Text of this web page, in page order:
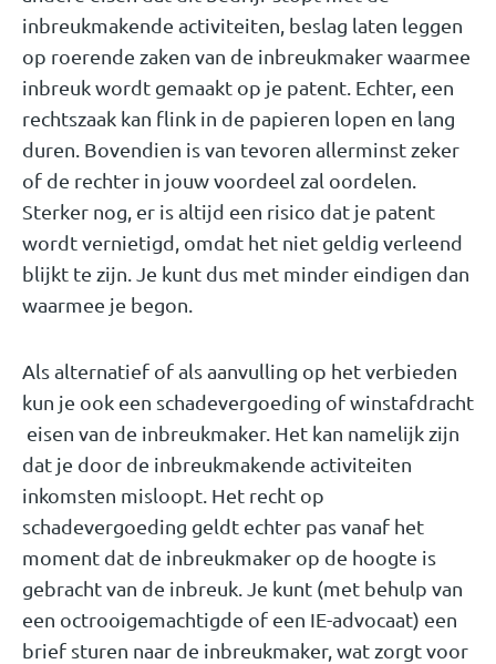
inbreukmakende activiteiten, beslag laten leggen
op roerende zaken van de inbreukmaker waarmee
inbreuk wordt gemaakt op je patent. Echter, een
rechtszaak kan flink in de papieren lopen en lang
duren. Bovendien is van tevoren allerminst zeker
of de rechter in jouw voordeel zal oordelen.
Sterker nog, er is altijd een risico dat je patent
wordt vernietigd, omdat het niet geldig verleend
blijkt te zijn. Je kunt dus met minder eindigen dan
waarmee je begon.
Als alternatief of als aanvulling op het verbieden
kun je ook een schadevergoeding of winstafdracht
eisen van de inbreukmaker. Het kan namelijk zijn
dat je door de inbreukmakende activiteiten
inkomsten misloopt. Het recht op
schadevergoeding geldt echter pas vanaf het
moment dat de inbreukmaker op de hoogte is
gebracht van de inbreuk. Je kunt (met behulp van
een octrooigemachtigde of een IE-advocaat) een
brief sturen naar de inbreukmaker, wat zorgt voor